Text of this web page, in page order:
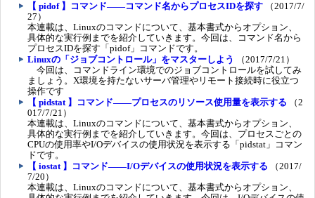
【 pidof 】コマンド――コマンド名からプロセスIDを探す （2017/7/
27）
本連載は、Linuxのコマンドについて、基本書式からオプション、
具体的な実行例までを紹介していきます。今回は、コマンド名から
プロセスIDを探す「pidof」コマンドです。
Linuxの「ジョブコントロール」をマスターしよう
（2017/7/21）
今回は、コマンドライン環境でのジョブコントロールを試してみ
ましょう。X環境を持たないサーバ管理やリモート接続時に役立つ
操作です
【 pidstat 】コマンド――プロセスのリソース使用量を表示する （2
017/7/21）
本連載は、Linuxのコマンドについて、基本書式からオプション、
具体的な実行例までを紹介していきます。今回は、プロセスごとの
CPUの使用率やI/Oデバイスの使用状況を表示する「pidstat」コマン
ドです。
【 iostat 】コマンド――I/Oデバイスの使用状況を表示する （2017/
7/20）
本連載は、Linuxのコマンドについて、基本書式からオプション、